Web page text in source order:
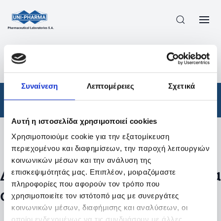
Συναίνεση Λεπτομέρειες Σχετικά
Αυτή η ιστοσελίδα χρησιμοποιεί cookies
Χρησιμοποιούμε cookie για την εξατομίκευση
περιεχομένου και διαφημίσεων, την παροχή λειτουργιών
κοινωνικών μέσων και την ανάλυση της
επισκεψιμότητάς μας. Επιπλέον, μοιραζόμαστε
πληροφορίες που αφορούν τον τρόπο που
χρησιμοποιείτε τον ιστότοπό μας με συνεργάτες
κοινωνικών μέσων, διαφήμισης και αναλύσεων, οι
οποίοι ενδεχομένως να τις συνδυάσουν με άλλες
ΠΡΟΪΟΝΤΑ
ΑΠΟΤΕΛΕΣΜΑΤΑ ΑΝΑΖΗΤΗΣΗΣ
Φάρμακα
Φίλτρα
Δεν βρέθηκαν προϊόντα με τα
συγκεκριμένα φίλτρα